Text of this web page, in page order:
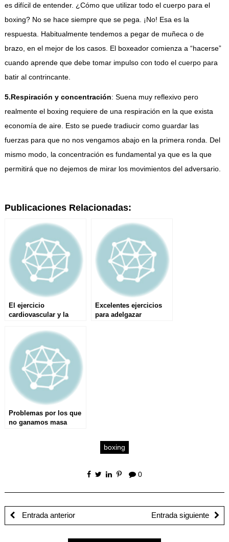
es difícil de entender. ¿Cómo que utilizar todo el cuerpo para el
boxing? No se hace siempre que se pega. ¡No! Esa es la
respuesta. Habitualmente tendemos a pegar de muñeca o de
brazo, en el mejor de los casos. El boxeador comienza a “hacerse”
cuando aprende que debe tomar impulso con todo el cuerpo para
batir al contrincante.
5.Respiración y concentración: Suena muy reflexivo pero
realmente el boxing requiere de una respiración en la que exista
economía de aire. Esto se puede tradiucir como guardar las
fuerzas para que no nos vengamos abajo en la primera ronda. Del
mismo modo, la concentración es fundamental ya que es la que
permitirá que no dejemos de mirar los movimientos del adversario.
Publicaciones Relacionadas:
El ejercicio
cardiovascular y la
muscular
Excelentes ejercicios
para adelgazar
Problemas por los que
no ganamos masa
boxing
0
Entrada anterior Entrada siguiente